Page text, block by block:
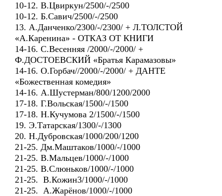
10-12. В.Цвиркун/2500/-/2500
10-12. Б.Савич/2500/-/2500
13. А.Данченко/2300/-/2300/ + Л.ТОЛСТОЙ
«А.Каренина» - ОТКАЗ ОТ КНИГИ
14-16. С.Весенняя /2000/-/2000/ +
Ф.ДОСТОЕВСКИЙ «Братья Карамазовы»
14-16. О.Горбач//2000/-/2000/ + ДАНТЕ
«Божественная комедия»
14-16. А.Шустерман/800/1200/2000
17-18. Г.Вольская/1500/-/1500
17-18. Н.Кучумова 2/1500/-/1500
19. Э.Татарская/1300/-/1300
20. Н.Дубровская/1000/200/1200
21-25. Дм.Маштаков/1000/-/1000
21-25. В.Мальцев/1000/-/1000
21-25. В.Слюньков/1000/-/1000
21-25. В.Кожин3/1000/-/1000
21-25. А.Жарёнов/1000/-/1000